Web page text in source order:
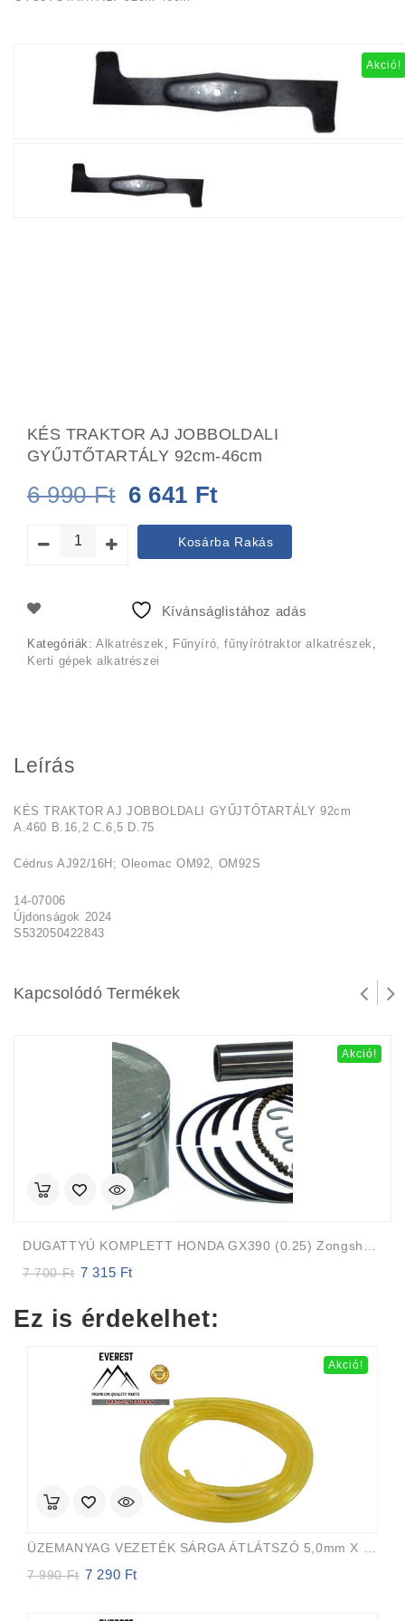
Akció!
KÉS TRAKTOR AJ JOBBOLDALI
GYŰJTŐTARTÁLY 92cm-46cm
6 990Ft Original
price
was:
6
6 641 Ft
price
is:
Kosárba Rakás
Kívánságlistához adás
Kategóriák:Alkatrészek Fűnyíró, fűnyírótraktor alkatrészek
Kerti gépek alkatrészei
Leírás
KÉS TRAKTOR AJ JOBBOLDALI GYŰJTŐTARTÁLY 92cm
A.460 B.16,2 C.6,5 D.75
Cédrus AJ92/16H; Oleomac OM92, OM92S
14-07006
Újdonságok 2024
S532050422843
Kapcsolódó Termékek
Akció!
7 700Ft Original
7
7 315 Ft
7
Ez is érdekelhet:
Akció!
7 990Ft Original
7 290 Ft